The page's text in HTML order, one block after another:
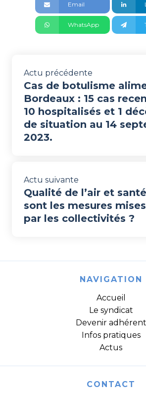
Email
WhatsApp
Actu précédente
Cas de botulisme
Bordeaux : 15 cas
10 hospitalisés et 1
de situation au 14
2023.
Actu suivante
Qualité de l’air et
sont les mesures
par les collectivités ?
NAVIGATION
Accueil
Le syndicat
Devenir adhérent
Infos pratiques
Actus
CONTACT